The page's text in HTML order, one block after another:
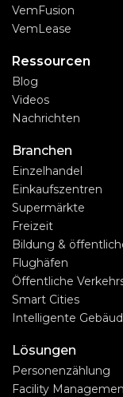
VemFusion
VemLease
Ressourcen
Blog
Videos
Nachrichten
Branchen
Einzelhandel
Einkaufszentren
Supermärkte
Freizeit
Bildung &
Flughäfen
Öffentliche
Smart Cities
Intelligente
Lösungen
Personenzählung
Facility